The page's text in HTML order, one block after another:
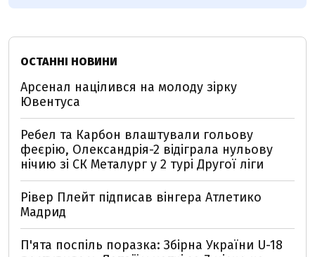
ОСТАННІ НОВИНИ
Арсенал націлився на молоду зірку
Ювентуса
Ребел та Карбон влаштували гольову
феєрію, Олександрія-2 відіграла нульову
нічию зі СК Металург у 2 турі Другої ліги
Рівер Плейт підписав вінгера Атлетико
Мадрид
П'ята поспіль поразка: Збірна України U-18